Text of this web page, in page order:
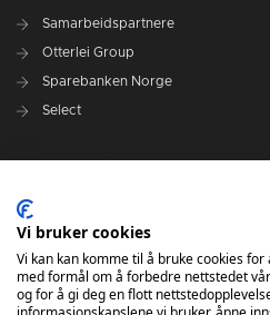
Samarbeidspartnere
Otterlei Group
Sparebanken Norge
Select
Spillerstall
Administrasjon
Styret
Vi bruker cookies
Vi kan kan komme til å bruke cookies
med formål om å forbedre nettstedet
og for å gi deg en flott